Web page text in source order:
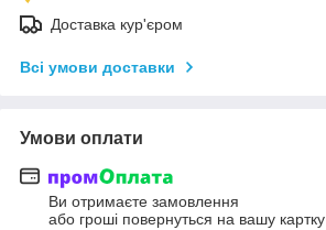
Доставка кур'єром
Всі умови доставки
Умови оплати
Ви отримаєте замовлення
або гроші повернуться на вашу картку